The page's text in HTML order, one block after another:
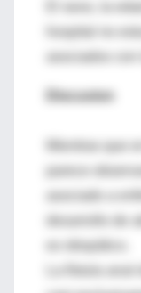
hospital no
Discusion
Mientras que
parece